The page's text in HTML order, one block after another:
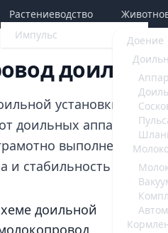
Растениеводство
Импульс
Доение
установки типа
доильных аппаратов
выполнена эта
и стабильность всего
доильной